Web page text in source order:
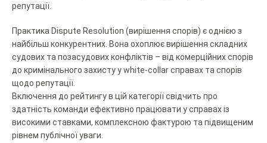
репутації.
Практика Dispute Resolution (вирішення спорів) є однією з
найбільш конкурентних. Вона охоплює вирішення складних
судових та позасудових конфліктів – від комерційних спорів
до кримінального захисту у white-collar справах та спорів
щодо репутації.
Включення до рейтингу в цій категорії свідчить про
здатність команди ефективно працювати у справах із
високими ставками, комплексною фактурою та підвищеним
рівнем публічної уваги.